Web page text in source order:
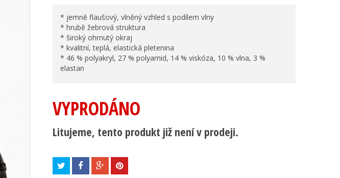
* jemně flaušový, vlněný vzhled s podílem vlny
* hrubě žebrová struktura
* široký ohrnutý okraj
* kvalitní, teplá, elastická pletenina
* 46 % polyakryl, 27 % polyamid, 14 % viskóza, 10 % vlna, 3 %
elastan
VYPRODÁNO
Litujeme, tento produkt již není v prodeji.